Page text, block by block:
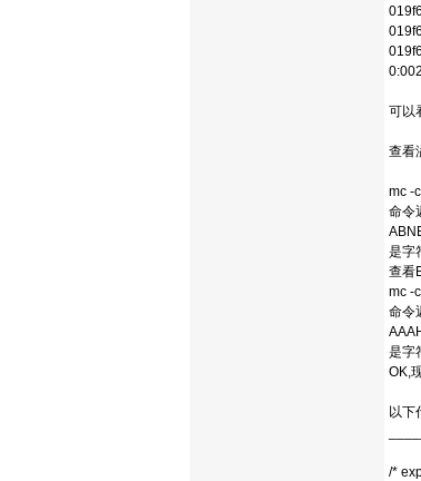
可以
查看
mc -
命令
是字
查看
mc -
命令
是字
OK,
以下
/*